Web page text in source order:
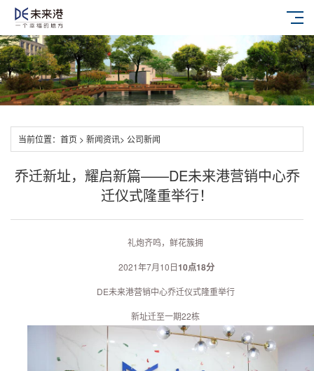
当前位置： 首页 > 新闻资讯> 公司新闻
乔迁新址，耀启新篇——DE未来港营销中心乔
迁仪式隆重举行！
礼炮齐鸣，鲜花簇拥
2021年7月10日10点18分
DE未来港营销中心乔迁仪式隆重举行
新址迁至一期22栋